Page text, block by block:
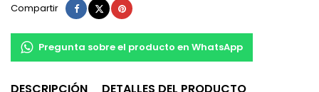
Compartir Compartir
TuitearPinterest
Pregunta sobre el producto en WhatsApp